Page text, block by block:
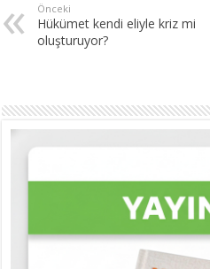
Önceki
Hükümet kendi eliyle kriz mi
oluşturuyor?